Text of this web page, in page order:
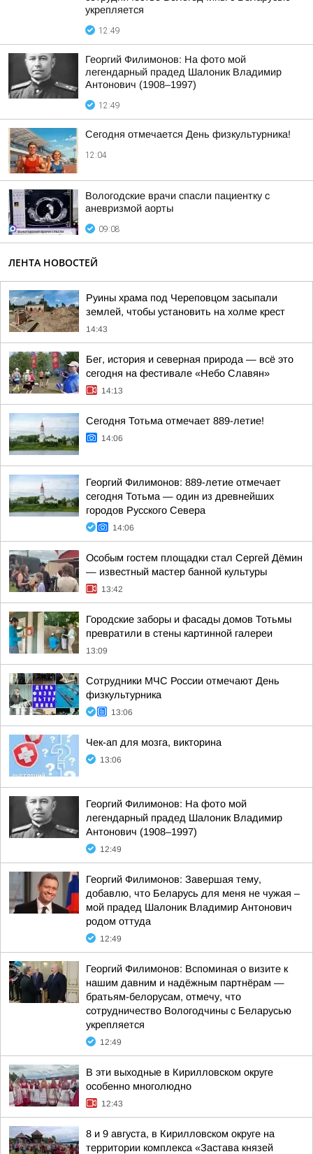
укрепляется
12:49
Георгий Филимонов: На фото мой
легендарный прадед Шалоник Владимир
Антонович (1908–1997)
12:49
Сегодня отмечается День физкультурника!
12:04
Вологодские врачи спасли пациентку с
аневризмой аорты
09:08
ЛЕНТА НОВОСТЕЙ
Руины храма под Череповцом засыпали
землей, чтобы установить на холме крест
14:43
Бег, история и северная природа — всё это
сегодня на фестивале «Небо Славян»
14:13
Сегодня Тотьма отмечает 889-летие!
14:06
Георгий Филимонов: 889-летие отмечает
сегодня Тотьма — один из древнейших
городов Русского Севера
14:06
Особым гостем площадки стал Сергей Дёмин
— известный мастер банной культуры
13:42
Городские заборы и фасады домов Тотьмы
превратили в стены картинной галереи
13:09
Сотрудники МЧС России отмечают День
физкультурника
13:06
Чек-ап для мозга, викторина
13:06
Георгий Филимонов: На фото мой
легендарный прадед Шалоник Владимир
Антонович (1908–1997)
12:49
Георгий Филимонов: Завершая тему,
добавлю, что Беларусь для меня не чужая –
мой прадед Шалоник Владимир Антонович
родом оттуда
12:49
Георгий Филимонов: Вспоминая о визите к
нашим давним и надёжным партнёрам —
братьям-белорусам, отмечу, что
сотрудничество Вологодчины с Беларусью
укрепляется
12:49
В эти выходные в Кирилловском округе
особенно многолюдно
12:43
8 и 9 августа, в Кирилловском округе на
территории комплекса «Застава князей